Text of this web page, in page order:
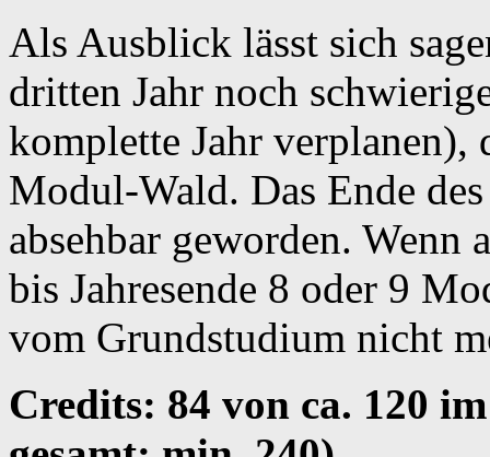
Als Ausblick lässt sich
dritten Jahr noch
komplette Jahr verplanen),
Modul-Wald. Das Ende
absehbar geworden. Wenn
bis Jahresende 8 oder 9
vom Grundstudium nicht
Credits: 84 von ca. 120